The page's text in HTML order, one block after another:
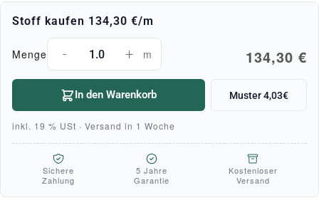
Stoff kaufen 134,30 €/m
Menge - + m 134,30 €
In den Warenkorb Muster 4,03€
inkl. 19 % USt · Versand in 1 Woche
Sichere
Zahlung
5 Jahre
Garantie
Kostenloser
Versand